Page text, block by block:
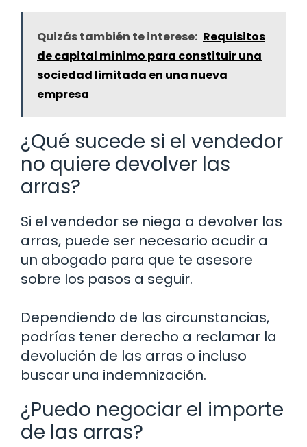
Quizás también te interese: Requisitos
de capital mínimo para constituir una
sociedad limitada en una nueva
empresa
¿Qué sucede si el vendedor
no quiere devolver las
arras?
Si el vendedor se niega a devolver las
arras, puede ser necesario acudir a
un abogado para que te asesore
sobre los pasos a seguir.
Dependiendo de las circunstancias,
podrías tener derecho a reclamar la
devolución de las arras o incluso
buscar una indemnización.
¿Puedo negociar el importe
de las arras?